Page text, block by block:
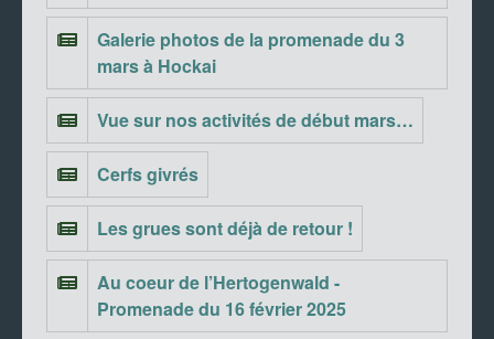
Galerie photos de la promenade du 3
mars à Hockai
Vue sur nos activités de début mars…
Cerfs givrés
Les grues sont déjà de retour !
Au coeur de l’Hertogenwald -
Promenade du 16 février 2025